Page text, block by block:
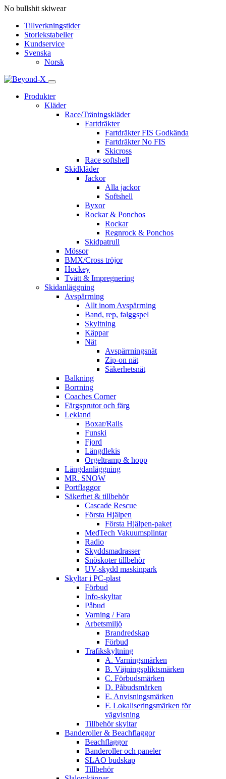
No bullshit skiwear
Tillverkningstider
Storlekstabeller
Kundservice
Svenska
Norsk
Produkter
Kläder
Race/Träningskläder
Fartdräkter
Fartdräkter FIS Godkända
Fartdräkter No FIS
Skicross
Race softshell
Skidkläder
Jackor
Alla jackor
Softshell
Byxor
Rockar & Ponchos
Rockar
Regnrock & Ponchos
Skidpatrull
Mössor
BMX/Cross tröjor
Hockey
Tvätt & Impregnering
Skidanläggning
Avspärrning
Allt inom Avspärrning
Band, rep, falggspel
Skyltning
Käppar
Nät
Avspärrningsnät
Zip-on nät
Säkerhetsnät
Balkning
Borrning
Coaches Corner
Färgsprutor och färg
Lekland
Boxar/Rails
Funski
Fjord
Längdlekis
Orgeltramp & hopp
Längdanläggning
MR. SNOW
Portflaggor
Säkerhet & tillbehör
Cascade Rescue
Första Hjälpen
Första Hjälpen-paket
MedTech Vakuumsplintar
Radio
Skyddsmadrasser
Snöskoter tillbehör
UV-skydd maskinpark
Skyltar i PC-plast
Förbud
Info-skyltar
Påbud
Varning / Fara
Arbetsmiljö
Brandredskap
Förbud
Trafikskyltning
A. Varningsmärken
B. Väjningspliktsmärken
C. Förbudsmärken
D. Påbudsmärken
E. Anvisningsmärken
F. Lokaliseringsmärken för
vägvisning
Tillbehör skyltar
Banderoller & Beachflaggor
Beachflaggor
Banderoller och paneler
SLAO budskap
Tillbehör